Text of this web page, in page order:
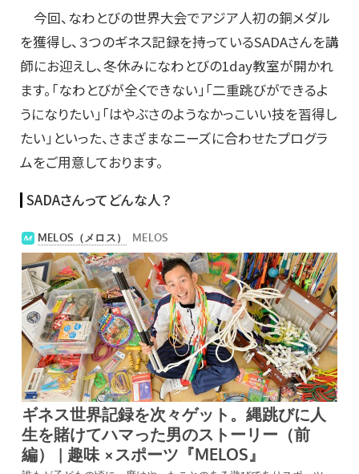
今回、なわとびの世界大会でアジア人初の銅メダル
を獲得し、３つのギネス記録を持っているSADAさんを講
師にお迎えし、冬休みになわとびの1day教室が開かれ
ます。「なわとびが全くできない」「二重跳びができるよ
うになりたい」「はやぶさのようなかっこいい技を習得し
たい」といった、さまざまなニーズに合わせたプログラ
ムをご用意しております。
SADAさんってどんな人？